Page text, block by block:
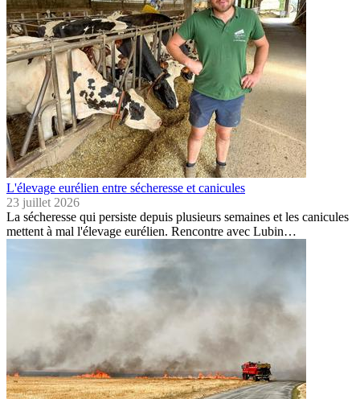
L'élevage eurélien entre sécheresse et canicules
23 juillet 2026
La sécheresse qui persiste depuis plusieurs semaines et les canicules
mettent à mal l'élevage eurélien. Rencontre avec Lubin…